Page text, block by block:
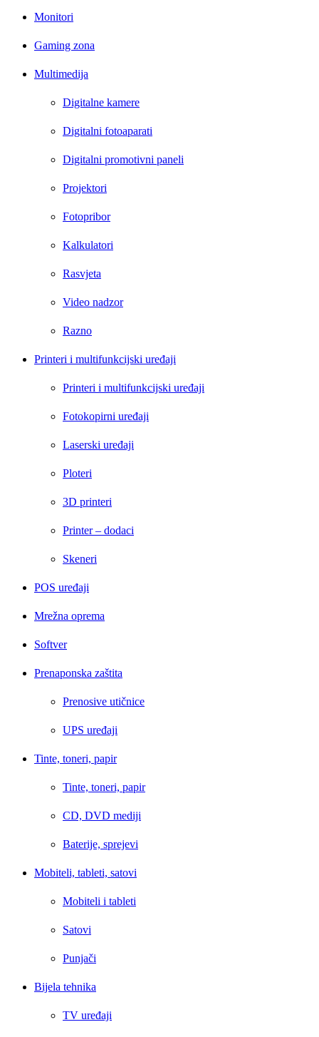
Monitori
Gaming zona
Multimedija
Digitalne kamere
Digitalni fotoaparati
Digitalni promotivni paneli
Projektori
Fotopribor
Kalkulatori
Rasvjeta
Video nadzor
Razno
Printeri i multifunkcijski uređaji
Printeri i multifunkcijski uređaji
Fotokopirni uređaji
Laserski uređaji
Ploteri
3D printeri
Printer – dodaci
Skeneri
POS uređaji
Mrežna oprema
Softver
Prenaponska zaštita
Prenosive utičnice
UPS uređaji
Tinte, toneri, papir
Tinte, toneri, papir
CD, DVD mediji
Baterije, sprejevi
Mobiteli, tableti, satovi
Mobiteli i tableti
Satovi
Punjači
Bijela tehnika
TV uređaji